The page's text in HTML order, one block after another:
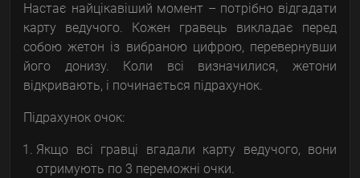
Настає найцікавіший момент – потрібно відгадати
карту ведучого. Кожен гравець викладає перед
собою жетон із вибраною цифрою, перевернувши
його донизу. Коли всі визначилися, жетони
відкривають, і починається підрахунок.
Підрахунок очок:
Якщо всі гравці вгадали карту ведучого, вони
отримують по 3 переможні очки.